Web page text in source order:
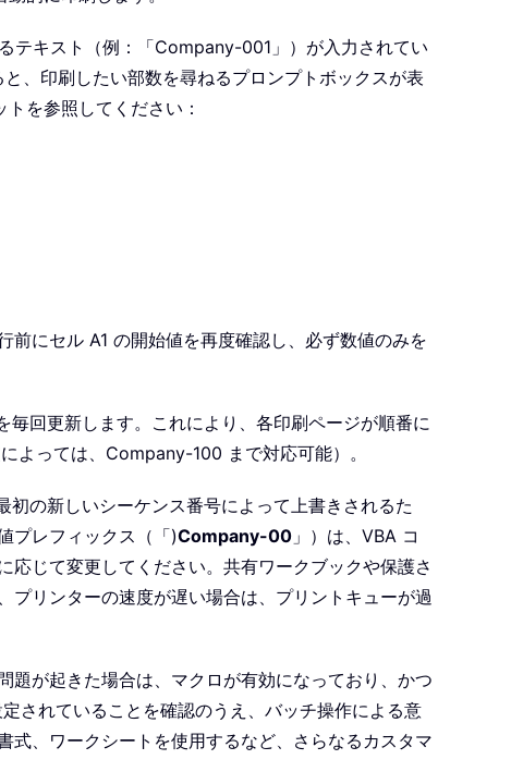
テキスト（例：「Company-001」）が入力されてい
、印刷したい部数を尋ねるプロンプトボックスが表
を参照してください：
にセル A1 の開始値を再度確認し、必ず数値のみを
回更新します。これにより、各印刷ページが順番に
っては、Company-100 まで対応可能）。
の新しいシーケンス番号によって上書きされるた
プレフィックス（「)Company-00 」）は、VBA コ
じて変更してください。共有ワークブックや保護さ
リンターの速度が遅い場合は、プリントキューが過
題が起きた場合は、マクロが有効になっており、かつ
されていることを確認のうえ、バッチ操作による意
式、ワークシートを使用するなど、さらなるカスタマ